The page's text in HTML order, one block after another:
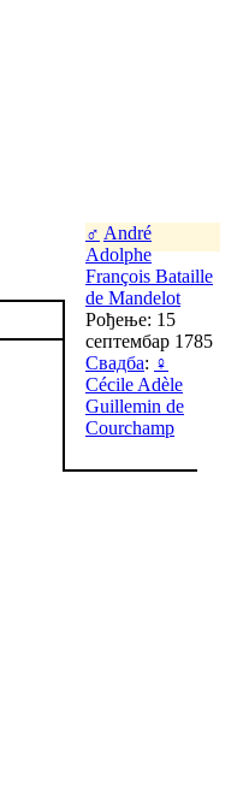
♂ André
Adolphe
François Bataille
de Mandelot
Рођење: 15
септембар 1785
Свадба: ♀
Cécile Adèle
Guillemin de
Courchamp